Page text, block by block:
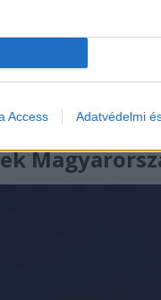
Access Adatvédelmi
a nép megszerzett